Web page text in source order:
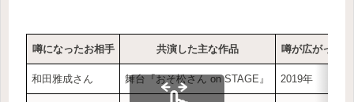
噂になったお相手 共演した主な作品 噂が広がった
和田雅成さん 舞台『おそ松さん on STAGE』 2019年